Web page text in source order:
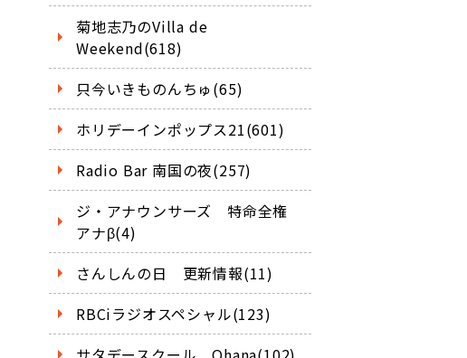
菊地志乃のVilla de
Weekend(618)
只今いきものんちゅ(65)
ホリデーインポップス21(601)
Radio Bar 南国の夜(257)
ジ・アナウンサーズ 特命全権
アナβ(4)
さんしんの日 更新情報(11)
RBCiラジオスペシャル(123)